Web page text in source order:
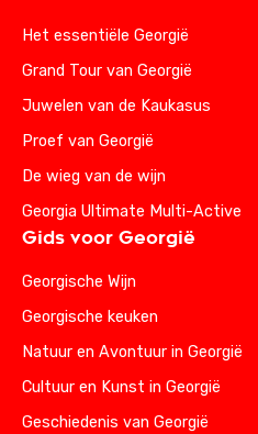
Het essentiële Georgië
Grand Tour van Georgië
Juwelen van de Kaukasus
Proef van Georgië
De wieg van de wijn
Georgia Ultimate Multi-Active
Gids voor Georgië
Georgische Wijn
Georgische keuken
Natuur en Avontuur in Georgië
Cultuur en Kunst in Georgië
Geschiedenis van Georgië